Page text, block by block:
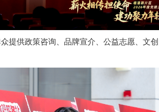
提供政策咨询、品牌宣介、公益志愿、文